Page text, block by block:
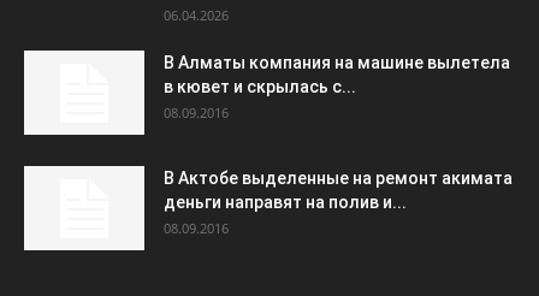
06.04.2026
В Алматы компания на машине вылетела
в кювет и скрылась с...
08.09.2016
В Актобе выделенные на ремонт акимата
деньги направят на полив и...
08.09.2016